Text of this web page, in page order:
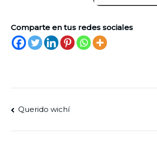
Comparte en tus redes sociales
Navegación
de
Querido wichí